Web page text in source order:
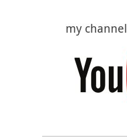
my channel